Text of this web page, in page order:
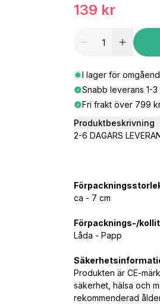
139 kr
I lager för
Snabb leverans 1-
Fri frakt över 799
Produktbeskrivning
2-6 DAGARS
ca - 7 cm
Förpacknings-/
Låda - Papp
Produkten är CE-
säkerhet, hälsa och
rekommenderad